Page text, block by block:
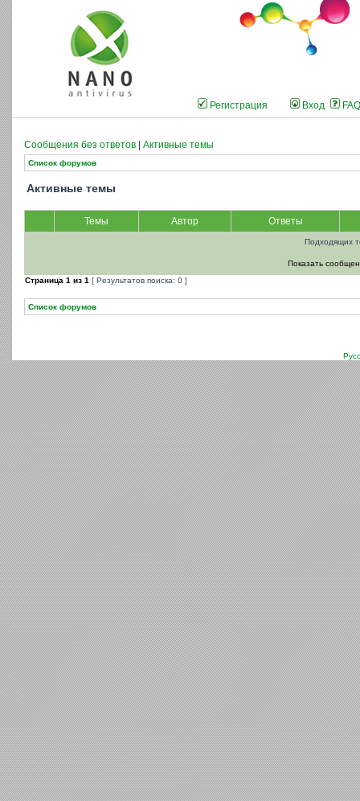
Регистрация Вход FAQ
Сообщения без ответов Активные темы
Список форумов
Активные темы
Темы Автор Ответы
Подходящих
Показать
Страница 1 из 1 [ Результатов поиска: 0 ]
Список форумов